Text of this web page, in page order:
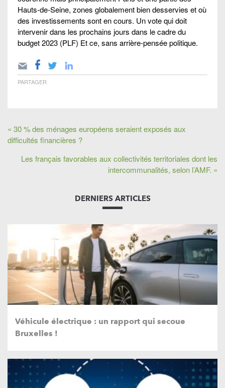
Hauts-de-Seine, zones globalement bien desservies et où
des investissements sont en cours. Un vote qui doit
intervenir dans les prochains jours dans le cadre du
budget 2023 (PLF) Et ce, sans arrière-pensée politique.
PARTAGER
« 30 % des ménages européens seraient exposés aux
difficultés financières ?
Les français favorables aux collectivités territoriales dont les
intercommunalités, selon l’AMF. »
DERNIERS ARTICLES
Véhicule électrique : un rapport qui secoue
Bruxelles !